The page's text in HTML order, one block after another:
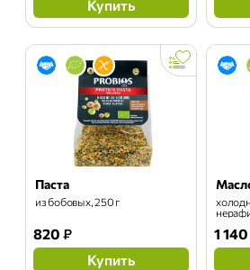
Купить
Паста
из бобовых, 250 г
820 ₽
Купить
1 140